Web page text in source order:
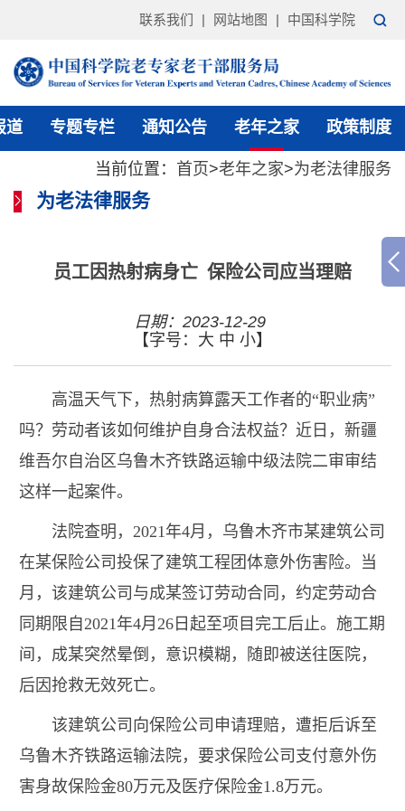
联系我们 | 网站地图 | 中国科学院
道 专题专栏 通知公告 老年之家 政策制度
当前位置： 首页>老年之家>为老法律服务
为老法律服务
员工因热射病身亡 保险公司应当理赔
日期：2023-12-29
【字号： 大 中 小】
高温天气下，热射病算露天工作者的“职业病”
吗？劳动者该如何维护自身合法权益？近日，新疆
维吾尔自治区乌鲁木齐铁路运输中级法院二审审结
这样一起案件。
法院查明，2021年4月，乌鲁木齐市某建筑公司
在某保险公司投保了建筑工程团体意外伤害险。当
月，该建筑公司与成某签订劳动合同，约定劳动合
同期限自2021年4月26日起至项目完工后止。施工期
间，成某突然晕倒，意识模糊，随即被送往医院，
后因抢救无效死亡。
该建筑公司向保险公司申请理赔，遭拒后诉至
乌鲁木齐铁路运输法院，要求保险公司支付意外伤
害身故保险金80万元及医疗保险金1.8万元。